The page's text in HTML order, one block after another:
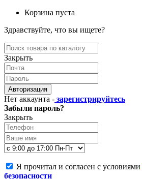
Корзина пуста
Здравствуйте, что вы ищете?
Закрыть
Авторизация
Нет аккаунта - зарегистрируйтесь
Забыли пароль?
Закрыть
Я прочитал и согласен с условиями
безопасности